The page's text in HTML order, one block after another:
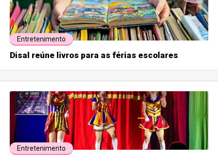
Entretenimento
Disal reúne livros para as férias escolares
Entretenimento